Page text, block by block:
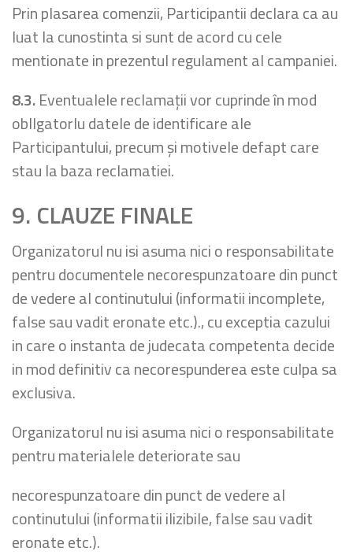
Prin plasarea comenzii, Participantii declara ca au
luat la cunostinta si sunt de acord cu cele
mentionate in prezentul regulament al campaniei.
8.3.Eventualele reclamații vor cuprinde în mod
obllgatorlu datele de identificare ale
Participantului, precum şi motivele defapt care
stau la baza reclamatiei.
9. CLAUZE FINALE
Organizatorul nu isi asuma nici o responsabilitate
pentru documentele necorespunzatoare din punct
de vedere al continutului (informatii incomplete,
false sau vadit eronate etc.)., cu exceptia cazului
in care o instanta de judecata competenta decide
in mod definitiv ca necorespunderea este culpa sa
exclusiva.
Organizatorul nu isi asuma nici o responsabilitate
pentru materialele deteriorate sau
necorespunzatoare din punct de vedere al
continutului (informatii ilizibile, false sau vadit
eronate etc.).